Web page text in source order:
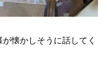
懐かしそうに話してく